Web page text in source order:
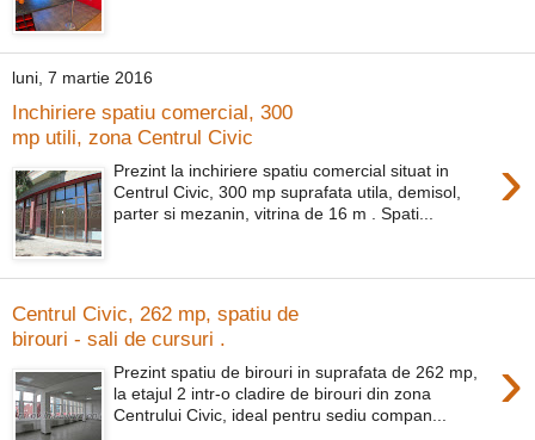
luni, 7 martie 2016
Inchiriere spatiu comercial, 300
mp utili, zona Centrul Civic
›
Prezint la inchiriere spatiu comercial situat in
Centrul Civic, 300 mp suprafata utila, demisol,
parter si mezanin, vitrina de 16 m . Spati...
Centrul Civic, 262 mp, spatiu de
birouri - sali de cursuri .
›
Prezint spatiu de birouri in suprafata de 262 mp,
la etajul 2 intr-o cladire de birouri din zona
Centrului Civic, ideal pentru sediu compan...